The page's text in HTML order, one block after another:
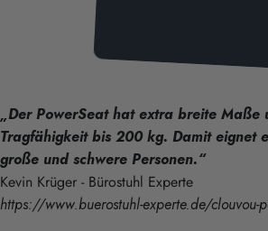
„Der PowerSeat hat extra breite Maße
Tragfähigkeit bis 200 kg. Damit eignet
große und schwere Personen.“
Kevin Krüger - Bürostuhl Experte
https://www.buerostuhl-experte.de/clouvou-